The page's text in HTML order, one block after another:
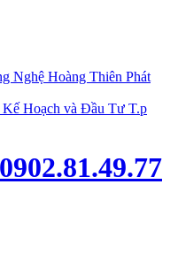
Nghệ Hoàng Thiên Phát
Hoạch và Đầu Tư T.p